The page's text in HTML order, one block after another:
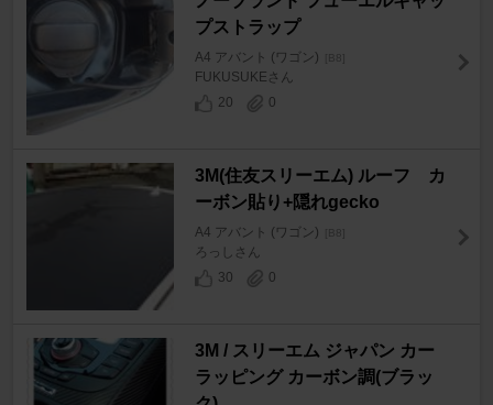
プストラップ
A4 アバント (ワゴン) [B8]
FUKUSUKEさん
20
0
3M(住友スリーエム) ルーフ カ
ーボン貼り+隠れgecko
A4 アバント (ワゴン) [B8]
ろっしさん
30
0
3M / スリーエム ジャパン カー
ラッピング カーボン調(ブラッ